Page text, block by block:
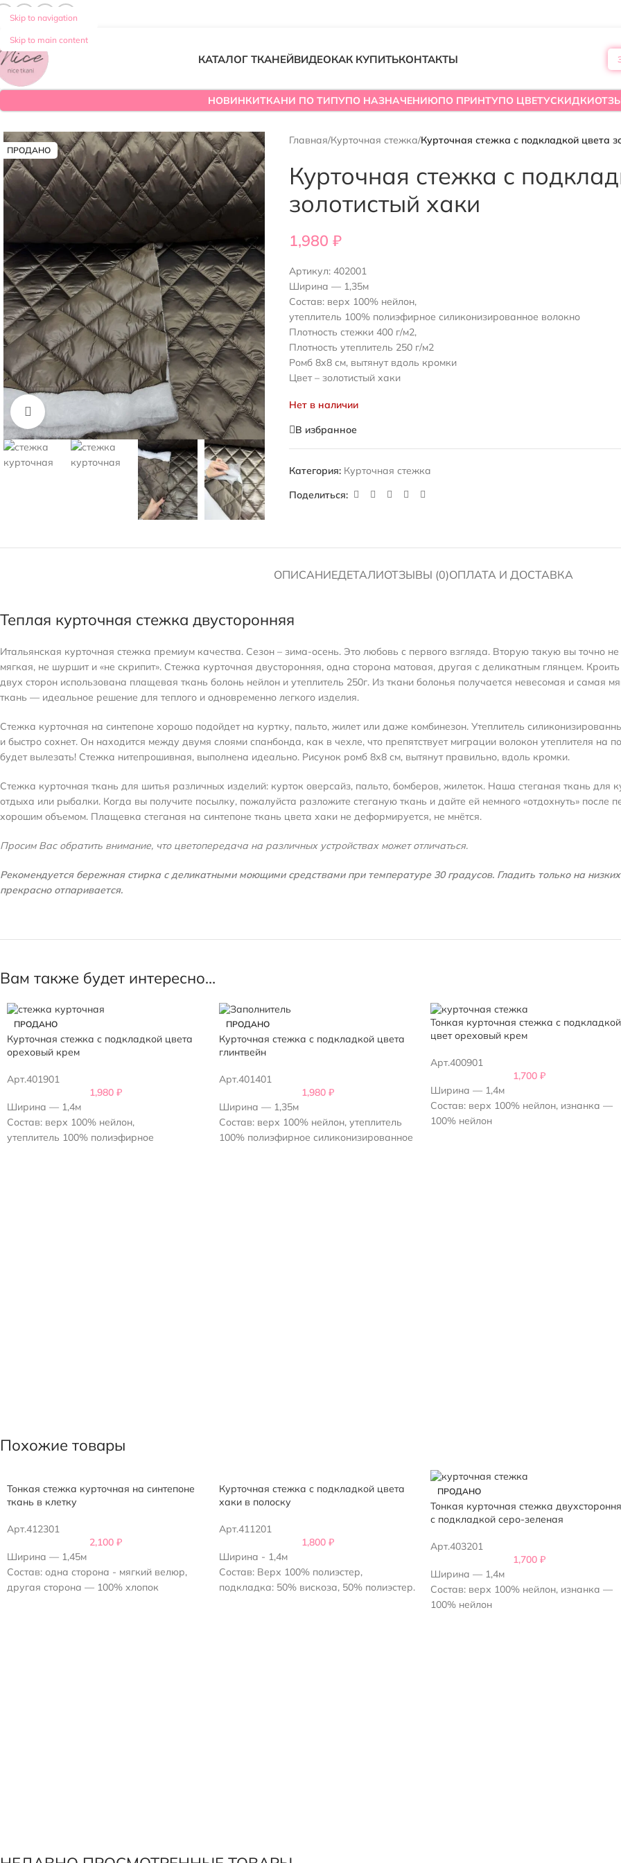
Skip to navigation
Skip to main content
КАТАЛОГ ТКАНЕЙВИДЕОКАК КУПИТЬКОНТАКТЫ
НОВИНКИТКАНИ ПО ТИПУПО НАЗНАЧЕНИЮПО ПРИНТУПО ЦВЕТУСКИДКИ
ПРОДАНО
Нажмите, чтобы увеличить
Главная/Курточная стежка/Курточная стежка с подкладкой цвета
Курточная стежка с
золотистый хаки
1,980₽
Артикул:402001
Ширина — 1,35м
Состав: верх 100% нейлон,
утеплитель 100% полиэфирное силиконизированное волокно
Плотность стежки 400 г/м2,
Плотность утеплитель 250 г/м2
Ромб 8х8 см, вытянут вдоль кромки
Цвет – золотистый хаки
Нет в наличии
В избранное
Категория: Курточная стежка
Поделиться:
ОПИСАНИЕДЕТАЛИОТЗЫВЫ (0)ОПЛАТА И ДОСТАВКА
Теплая курточная стежка двусторонняя
Итальянская курточная стежка премиум качества. Сезон – зима-осень. Это любовь с первого взгляда. Вторую такую вы точно
мягкая, не шуршит и «не скрипит». Стежка курточная двусторонняя, одна сторона матовая, другая с деликатным глянцем.
двух сторон использована плащевая ткань болонь нейлон и утеплитель 250г. Из ткани болонья получается невесомая и самая
ткань — идеальное решение для теплого и одновременно легкого изделия.
Стежка курточная на синтепоне хорошо подойдет на куртку, пальто, жилет или даже комбинезон. Утеплитель
и быстро сохнет. Он находится между двумя слоями спанбонда, как в чехле, что препятствует миграции волокон утеплителя на
будет вылезать! Стежка нитепрошивная, выполнена идеально. Рисунок ромб 8х8 см, вытянут правильно, вдоль кромки.
Стежка курточная ткань для шитья различных изделий: курток оверсайз, пальто, бомберов, жилеток. Наша стеганая ткань для
отдыха или рыбалки. Когда вы получите посылку, пожалуйста разложите стеганую ткань и дайте ей немного «отдохнуть» после
хорошим объемом. Плащевка стеганая на синтепоне ткань цвета хаки не деформируется, не мнётся.
Просим Вас обратить внимание, что цветопередача на различных устройствах может отличаться.
Рекомендуется бережная стирка с деликатными моющими средствами при температуре 30 градусов. Гладить только на
прекрасно отпаривается.
Вам также будет интересно…
ПРОДАНО
Курточная стежка с подкладкой цвета
ореховый крем
Арт.401901
1,980₽
Ширина — 1,4м
Состав: верх 100% нейлон,
утеплитель 100% полиэфирное
ПРОДАНО
Курточная стежка с подкладкой цвета
глинтвейн
Арт.401401
1,980 ₽
Ширина — 1,35м
Состав: верх 100% нейлон, утеплитель
100% полиэфирное силиконизированное
Тонкая курточная стежка с подкладкой
цвет ореховый крем
Арт.400901
1,700₽
Ширина — 1,4м
Состав: верх 100% нейлон, изнанка —
100% нейлон
Похожие товары
Тонкая стежка курточная на синтепоне
ткань в клетку
Арт.412301
2,100₽
Ширина — 1,45м
Состав: одна сторона - мягкий велюр,
другая сторона — 100% хлопок
Курточная стежка с подкладкой цвета
хаки в полоску
Арт.411201
1,800 ₽
Ширина - 1,4м
Состав: Верх 100% полиэстер,
подкладка: 50% вискоза, 50% полиэстер.
ПРОДАНО
Тонкая курточная стежка
с подкладкой серо-зеленая
Арт.403201
1,700₽
Ширина — 1,4м
Состав: верх 100% нейлон, изнанка —
100% нейлон